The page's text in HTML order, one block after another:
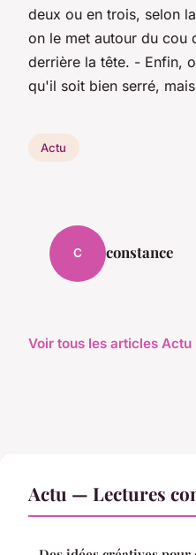
deux ou en trois, selon
on le met autour du cou
derrière la tête. - Enfin,
qu'il soit bien serré,
Actu
C constance
Voir tous les articles
Actu — Lectures